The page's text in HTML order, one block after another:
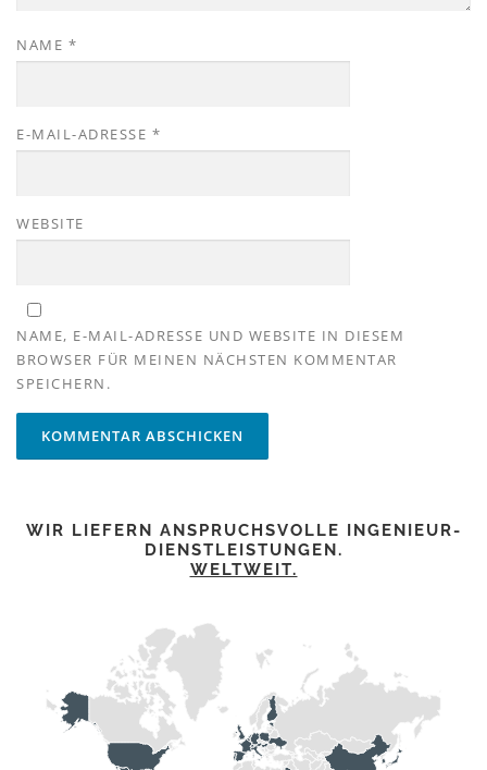
NAME *
E-MAIL-ADRESSE *
WEBSITE
NAME, E-MAIL-ADRESSE UND WEBSITE IN DIESEM
BROWSER FÜR MEINEN NÄCHSTEN KOMMENTAR
SPEICHERN.
WIR LIEFERN ANSPRUCHSVOLLE INGENIEUR-
DIENSTLEISTUNGEN.
WELTWEIT.